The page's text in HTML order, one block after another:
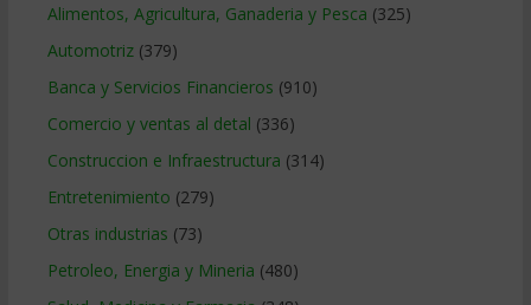
Alimentos, Agricultura, Ganaderia y Pesca (325)
Automotriz(379)
Banca y Servicios Financieros (910)
Comercio y ventas al detal (336)
Construccion e Infraestructura (314)
Entretenimiento (279)
Otras industrias (73)
Petroleo, Energia y Mineria (480)